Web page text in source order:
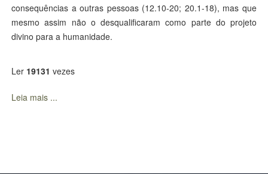
consequências a outras pessoas (12.10-20; 20.1-18), mas que
mesmo assim não o desqualificaram como parte do projeto
divino para a humanidade.
Ler 19131 vezes
Leia mais ...